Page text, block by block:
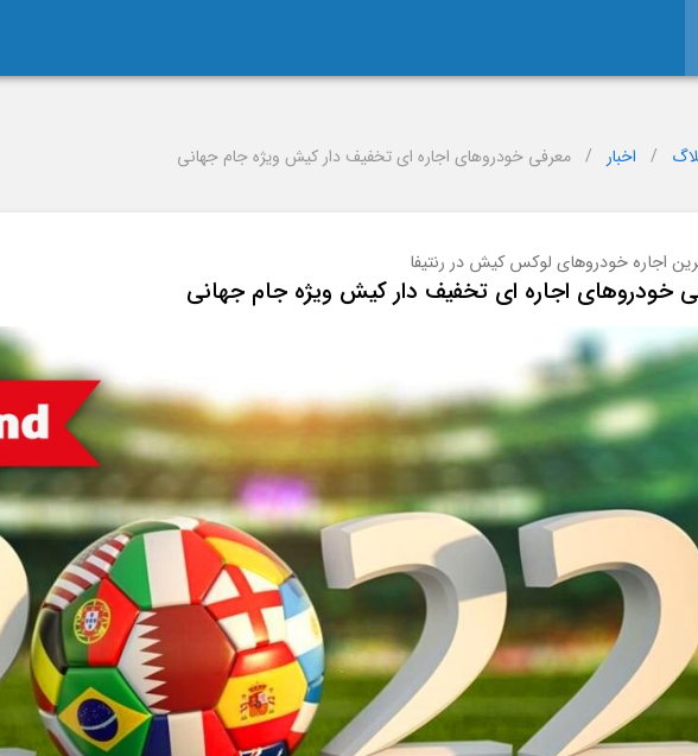
/ اخبار / معرفی خودروهای اجاره ای تخفیف دار کیش ویژه جام جهانی
اجاره خودروهای لوکس کیش در رنتیفا
خودروهای اجاره ای تخفیف دار کیش ویژه جام جهانی